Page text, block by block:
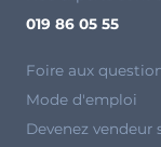
019 86 05 55
Foire aux
Mode d'emploi
Devenez vendeur